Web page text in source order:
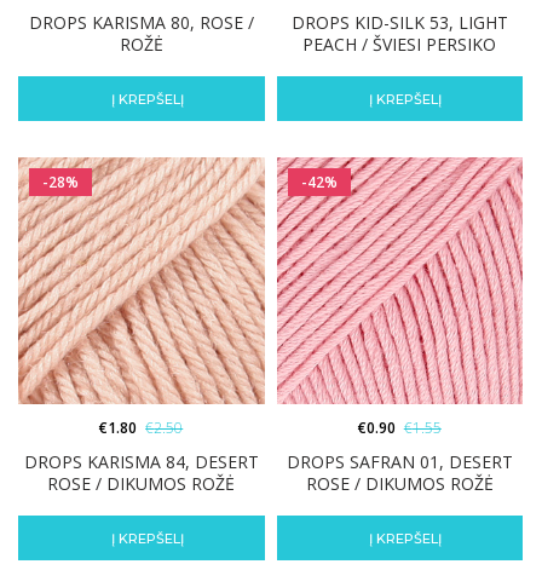
DROPS KARISMA 80, ROSE /
ROŽĖ
Į KREPŠELĮ
DROPS KID-SILK 53, LIGHT
PEACH / ŠVIESI PERSIKO
Į KREPŠELĮ
-28%
DROPS KARISMA 84, DESERT
ROSE / DIKUMOS ROŽĖ
€1.80 €2.50
Į KREPŠELĮ
-42%
DROPS SAFRAN 01, DESERT
ROSE / DIKUMOS ROŽĖ
€0.90 €1.55
Į KREPŠELĮ